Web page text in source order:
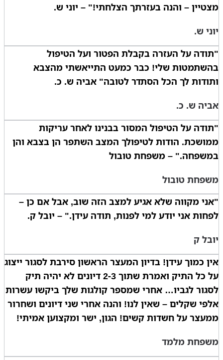
מצטיין – והנה בעזרתך הצלחתי!" – יוני ש.
יוני ש.
"תודה על העזרה בקבלת הפטור ועל הטיפול
בהשתמטות שלי! כבר כמעט התייאשתי מהצבא
ותודות לך הכל הסתדר לטובה" אביה ש. כ.
אביה ש. כ.
"תודה על הטיפול המסור בבנינו לאחר עריקות
ממושכת. הודות לטיפולך המצב השתפר הן בצבא והן
במשפחה." – משפחת טובול
משפחת טובול
"אני מקווה שלא אגיע למצב הזה שוב, אבל אם כן –
לפחות אני יודע למי לפנות, תודה עידן." – יובל ק.
יובל ק
אין כמוך עידן! בדיון המעצר הראשון סירבת לסגור ייצוג
על כל התיק ואמרת שתוך 2-3 דיונים לא יהיה תיק
לסגור לגביו… אחרי שמספר קולגות שלך ביקשו עשרות
אלפי שקלים – שאין לנו! והנה אחרי שני דיונים ושחרור
ממעצר על חשדות קשים! הגון, ישר ומקצוען אמיתי!
משפחת מלמד